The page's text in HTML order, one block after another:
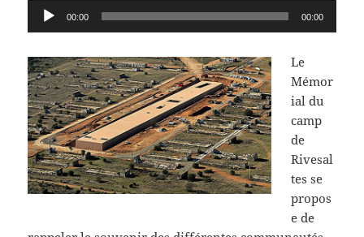
Lecteur
audio
00:00 00:00
Le
Mémor
ial du
camp
de
Rivesal
tes se
propos
e de